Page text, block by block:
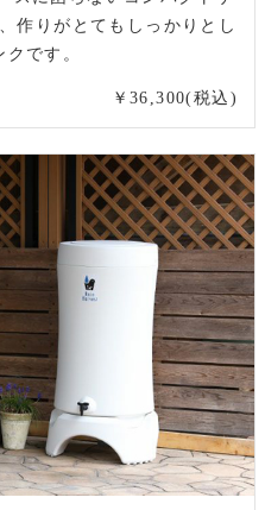
作りがとてもしっかりとし
です。
￥36,300(税込)